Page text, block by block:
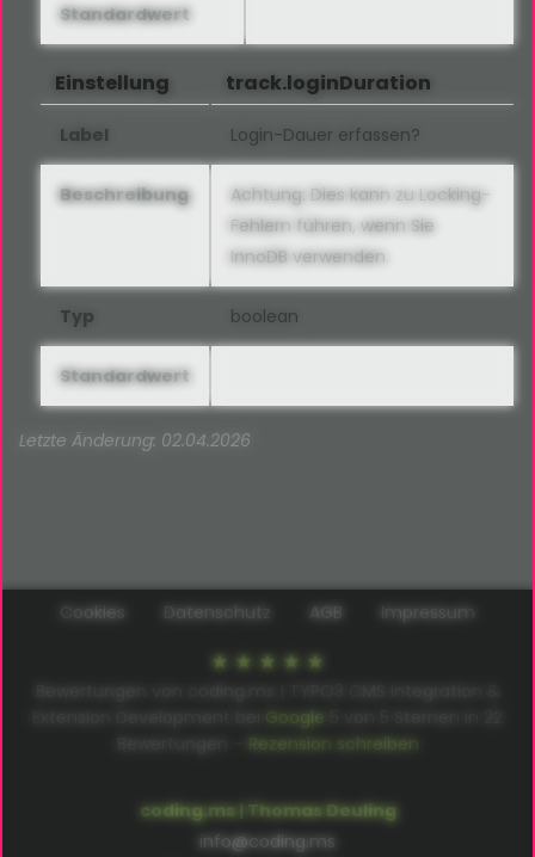
Standardwert
Einstellung track.loginDuration
Label Login-Dauer erfassen?
Beschreibung
Achtung: Dies kann zu Locking-
Fehlern führen, wenn Sie
InnoDB verwenden.
Typ boolean
Standardwert
Letzte Änderung: 02.04.2026
coding.ms | Thomas Deuling
info@coding.ms
Cookies Datenschutz AGB Impressum
Bewertungen von coding.ms | TYPO3 CMS Integration &
Google
Bewertungen – Rezension schreiben